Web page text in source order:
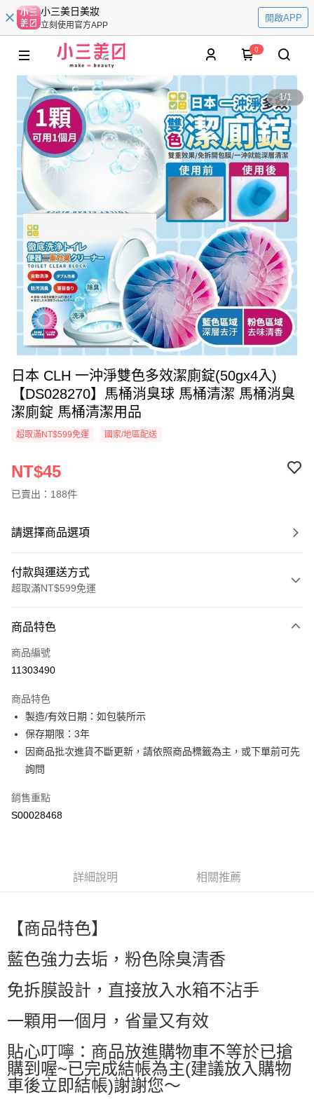
小三美日美妝
立刻使用官方APP
開啟APP
0
1/1
日本 CLH 一沖淨雙色多效潔廁錠(50gx4入)
【DS028270】馬桶消臭球 馬桶清潔 馬桶消臭
潔廁錠 馬桶清潔用品
超取滿NT$599免運 國家/地區配送
NT$45
已賣出：188件
請選擇商品選項
付款與運送方式
超取滿NT$599免運
信用卡一次付款
超商取貨付款
Apple Pay
街口支付
全盈+PAY
ATM付款
萊爾富取貨付款
每筆NT$60，滿NT$599(含以上)免運費
付款後萊爾富取貨
每筆NT$60，滿NT$599(含以上)免運費
7-11付款取貨
每筆NT$60，滿NT$599(含以上)免運費
付款後7-11取貨
每筆NT$60，滿NT$599(含以上)免運費
商品特色
商品編號
11303490
商品特色
製造/有效日期：如包裝所示
保存期限：3年
因商品批次進貨不斷更新，請依照商品標籤為主，或下單前可先
詢問
銷售重點
S00028468
詳細說明 相關推薦
【商品特色】
藍色強力去垢，粉色除臭清香
免拆膜設計，直接放入水箱不沾手
一顆用一個月，省量又有效
貼心叮嚀：商品放進購物車不等於已搶
購到喔~已完成結帳為主(建議放入購物
車後立即結帳)謝謝您～